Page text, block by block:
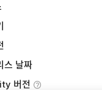
스 날짜
버전